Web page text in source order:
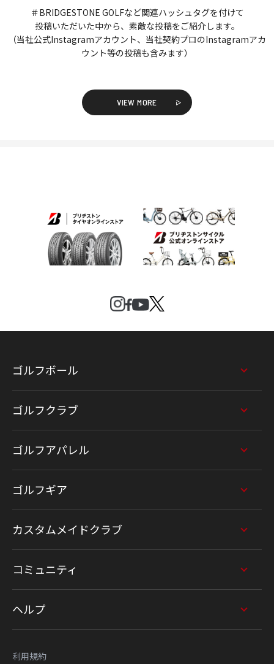
＃BRIDGESTONE GOLFなど関連ハッシュタグを付けて
投稿いただいた中から、素敵な投稿をご紹介します。
（当社公式Instagramアカウント、当社契約プロのInstagramアカ
ウント等の投稿も含みます）
VIEW MORE
ゴルフボール
ゴルフクラブ
ゴルフアパレル
ゴルフギア
カスタムメイドクラブ
コミュニティ
ヘルプ
利用規約